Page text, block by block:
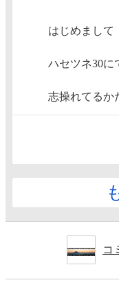
はじめまして
ハセツネ30に
志操れてるか
コ